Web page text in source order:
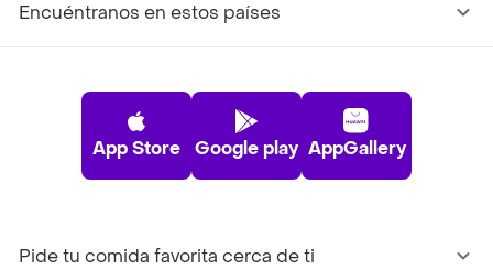
Encuéntranos en estos países
App Store Google play AppGallery
Pide tu comida favorita cerca de ti